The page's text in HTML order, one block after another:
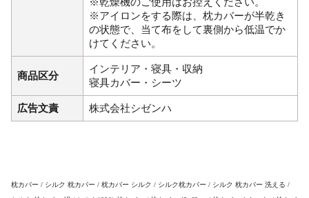
※アイロンをする際は、枕カバーが半乾き
の状態で、当て布をして裏側から低温でか
けてください。
商品区分
インテリア・寝具・収納
寝具カバー・シーツ
広告文責 株式会社シゼンハ
枕カバー / シルク 枕カバー / 枕カバー シルク / シルク枕カバー / シルク 枕カバー 洗える /